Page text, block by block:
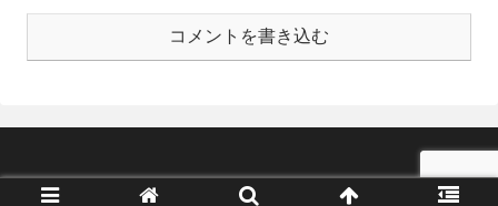
コメントを書き込む
© 2021 菅生、ブラック企業辞めたってよ。.